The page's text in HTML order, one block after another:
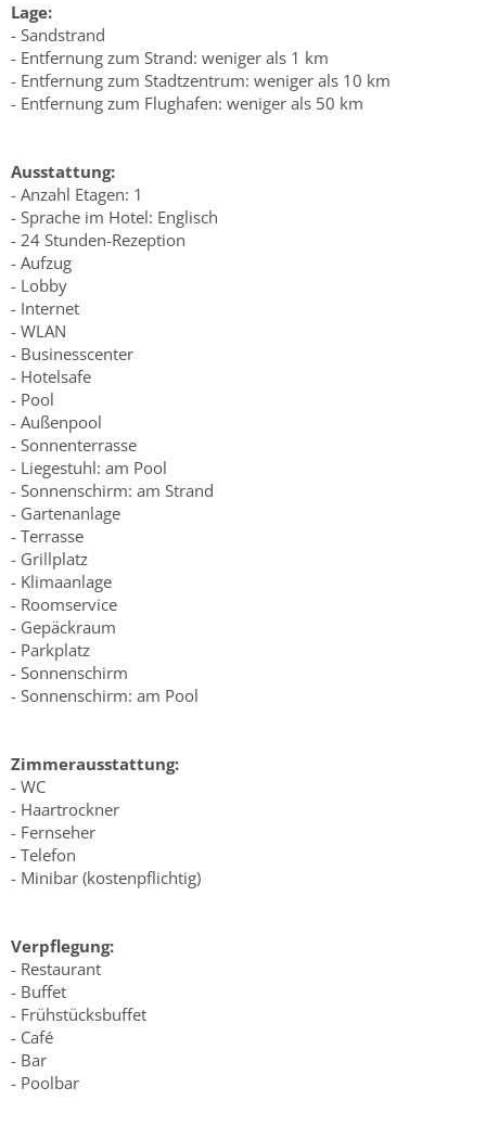
Lage:
- Sandstrand
- Entfernung zum Strand: weniger als 1 km
- Entfernung zum Stadtzentrum: weniger als 10 km
- Entfernung zum Flughafen: weniger als 50 km
Ausstattung:
- Anzahl Etagen: 1
- Sprache im Hotel: Englisch
- 24 Stunden-Rezeption
- Aufzug
- Lobby
- Internet
- WLAN
- Businesscenter
- Hotelsafe
- Pool
- Außenpool
- Sonnenterrasse
- Liegestuhl: am Pool
- Sonnenschirm: am Strand
- Gartenanlage
- Terrasse
- Grillplatz
- Klimaanlage
- Roomservice
- Gepäckraum
- Parkplatz
- Sonnenschirm
- Sonnenschirm: am Pool
Zimmerausstattung:
- WC
- Haartrockner
- Fernseher
- Telefon
- Minibar (kostenpflichtig)
Verpflegung:
- Restaurant
- Buffet
- Frühstücksbuffet
- Café
- Bar
- Poolbar